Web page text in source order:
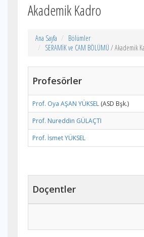
Akademik Kadro
Ana Sayfa
Bölümler
SERAMİK ve CAM BÖLÜMÜ / Akademik
Profesörler
Prof. Oya AŞAN YÜKSEL (ASD Bşk.)
Prof. Nureddin GÜLAÇTI
Prof. İsmet YÜKSEL
Doçentler